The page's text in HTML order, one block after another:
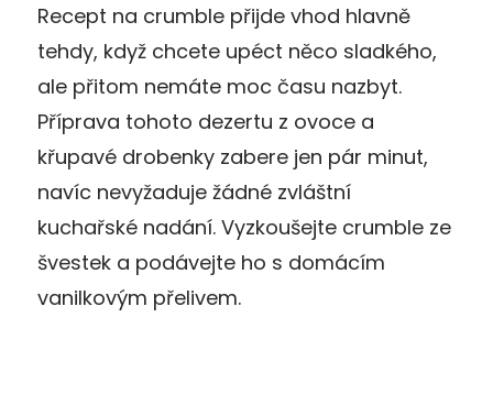
Recept na crumble přijde vhod hlavně
tehdy, když chcete upéct něco sladkého,
ale přitom nemáte moc času nazbyt.
Příprava tohoto dezertu z ovoce a
křupavé drobenky zabere jen pár minut,
navíc nevyžaduje žádné zvláštní
kuchařské nadání. Vyzkoušejte crumble ze
švestek a podávejte ho s domácím
vanilkovým přelivem.